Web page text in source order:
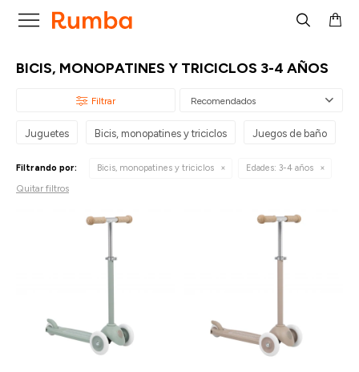

BICIS, MONOPATINES Y TRICICLOS 3-4 AÑOS
Recomendados
Juguetes Bicis, monopatines y triciclos Juegos de baño
Filtrando por: Bicis, monopatines y triciclos Edades: 3-4 años
Quitar filtros